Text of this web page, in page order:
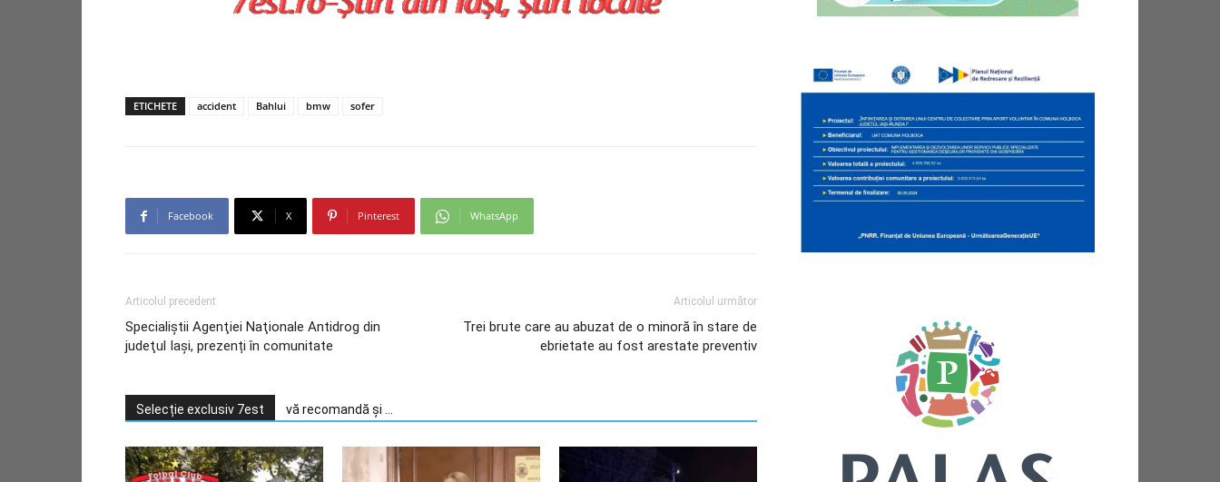
ETICHETE accident Bahlui bmw sofer
Facebook X Pinterest WhatsApp
Articolul precedent
Specialiştii Agenţiei Naţionale Antidrog din
judeţul Iași, prezenți în comunitate
Articolul următor
Trei brute care au abuzat de o minoră în stare de
ebrietate au fost arestate preventiv
Selecție exclusiv 7est vă recomandă și ...